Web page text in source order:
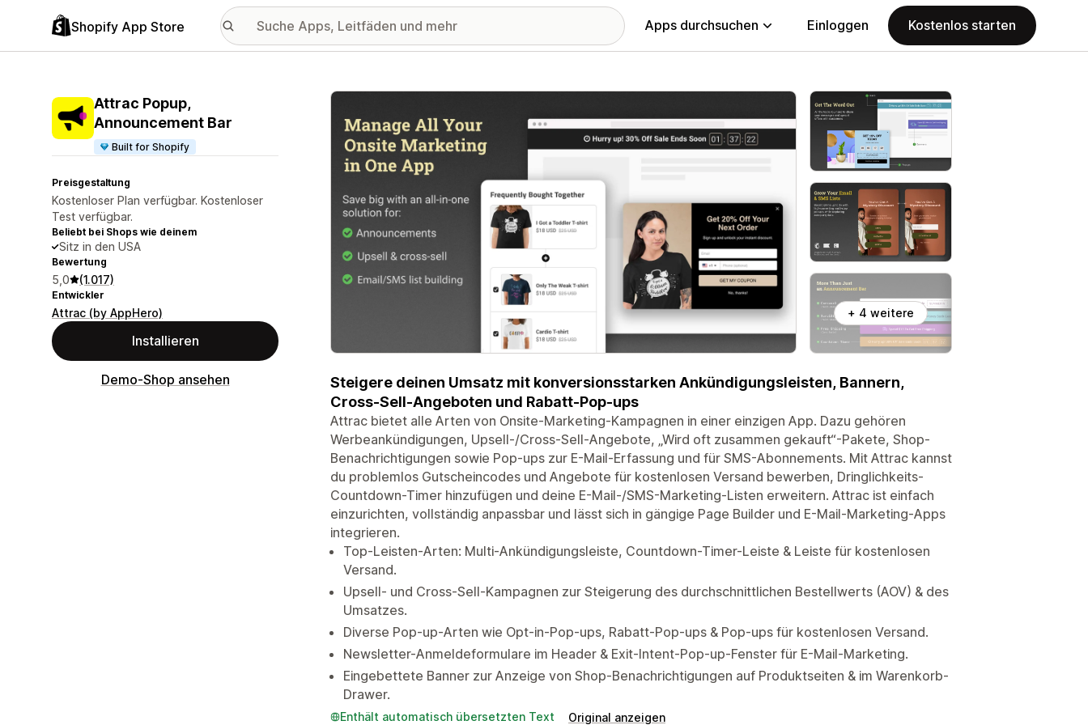
Shopify App Store Apps durchsuchen Einloggen Kostenlos starten
Attrac Popup,
Announcement Bar
Built for Shopify
Preisgestaltung
Kostenloser Plan verfügbar. Kostenloser
Test verfügbar.
Beliebt bei Shops wie deinem
Sitz in den USA
Bewertung
5,0 (1.017)
Entwickler
Attrac (by AppHero)
Installieren
Demo-Shop ansehen
Vorgestellte Bildergalerie
+ 4 weitere
Steigere deinen Umsatz mit konversionsstarken Ankündigungsleisten, Bannern,
Cross-Sell-Angeboten und Rabatt-Pop-ups
Attrac bietet alle Arten von Onsite-Marketing-Kampagnen in einer einzigen App. Dazu gehören
Werbeankündigungen, Upsell-/Cross-Sell-Angebote, „Wird oft zusammen gekauft“-Pakete, Shop-
Benachrichtigungen sowie Pop-ups zur E-Mail-Erfassung und für SMS-Abonnements. Mit Attrac kannst
du problemlos Gutscheincodes und Angebote für kostenlosen Versand bewerben, Dringlichkeits-
Countdown-Timer hinzufügen und deine E-Mail-/SMS-Marketing-Listen erweitern. Attrac ist einfach
einzurichten, vollständig anpassbar und lässt sich in gängige Page Builder und E-Mail-Marketing-Apps
integrieren.
Top-Leisten-Arten: Multi-Ankündigungsleiste, Countdown-Timer-Leiste & Leiste für kostenlosen
Versand.
Upsell- und Cross-Sell-Kampagnen zur Steigerung des durchschnittlichen Bestellwerts (AOV) & des
Umsatzes.
Diverse Pop-up-Arten wie Opt-in-Pop-ups, Rabatt-Pop-ups & Pop-ups für kostenlosen Versand.
Newsletter-Anmeldeformulare im Header & Exit-Intent-Pop-up-Fenster für E-Mail-Marketing.
Eingebettete Banner zur Anzeige von Shop-Benachrichtigungen auf Produktseiten & im Warenkorb-
Drawer.
Enthält automatisch übersetzten Text Original anzeigen